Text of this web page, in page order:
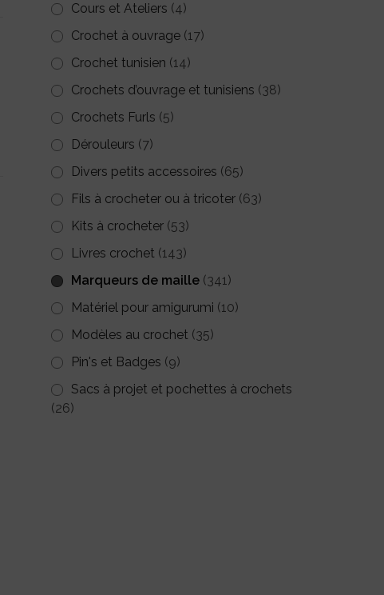
Cours et Ateliers (4)
Crochet à ouvrage (17)
Crochet tunisien (14)
Crochets d’ouvrage et tunisiens (38)
Crochets Furls (5)
Dérouleurs (7)
Divers petits accessoires (65)
Fils à crocheter ou à tricoter (63)
Kits à crocheter (53)
Livres crochet (143)
Marqueurs de maille (341)
Matériel pour amigurumi (10)
Modèles au crochet (35)
Pin's et Badges (9)
Sacs à projet et pochettes à crochets
(26)